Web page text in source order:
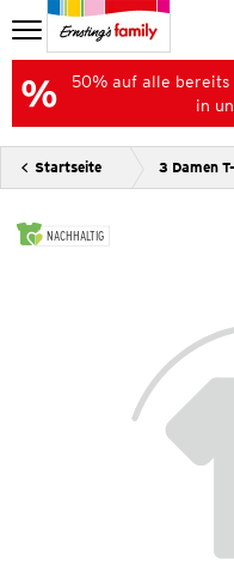
50% auf alle
in
Startseite 3 Damen
NACHHALTIG